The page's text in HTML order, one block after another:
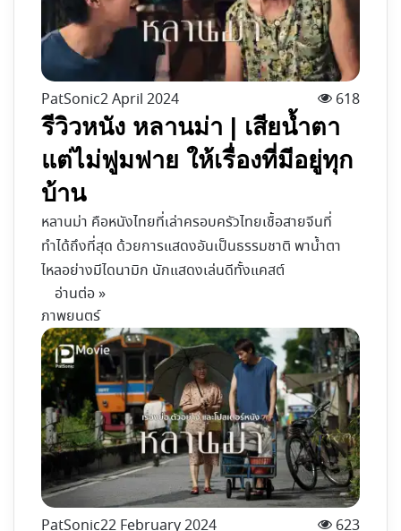
PatSonic2 April 2024 618
รีวิวหนัง หลานม่า | เสียน้ำตา
แต่ไม่ฟูมฟาย ให้เรื่องที่มีอยู่ทุก
บ้าน
หลานม่า คือหนังไทยที่เล่าครอบครัวไทยเชื้อสายจีนที่
ทำได้ถึงที่สุด ด้วยการแสดงอันเป็นธรรมชาติ พาน้ำตา
ไหลอย่างมีไดนามิก นักแสดงเล่นดีทั้งแคสต์
อ่านต่อ »
ภาพยนตร์
PatSonic22 February 2024 623